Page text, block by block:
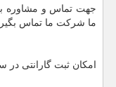
جهت تماس و مشاوره
ما شرکت ما تماس
امکان ثبت گارانتی